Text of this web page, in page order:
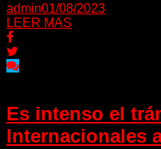
admin01/08/2023
LEER MAS
Es intenso el
Internacionales